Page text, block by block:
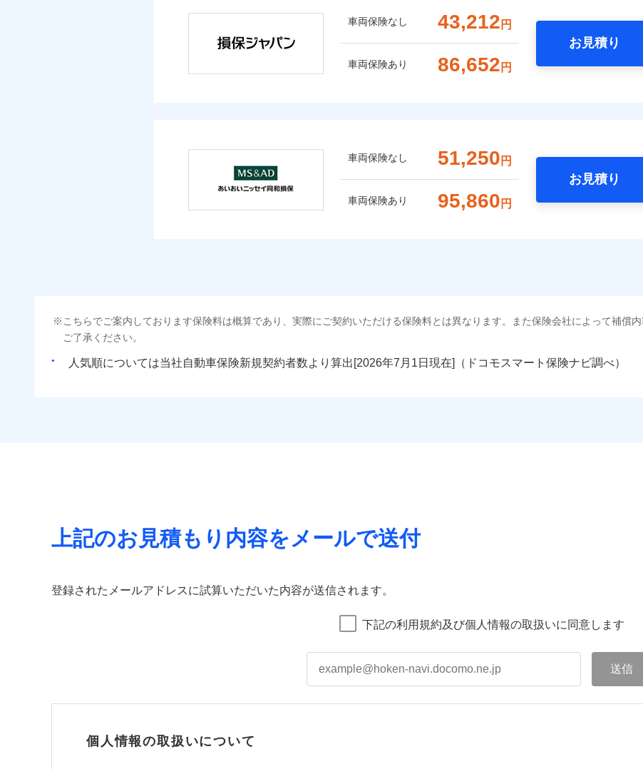
車両保険なし 43,212 円
車両保険あり 86,652 円
お見積り
車両保険なし 51,250 円
車両保険あり 95,860 円
お見積り
こちらでご案内しております保険料は概算であり、実際にご契約いただける保険料とは異なります。また保険会社によって補償
ご了承ください。
人気順については当社 新規契約者数より算出[ 年 月 日現在]（ドコモスマート保険ナビ調べ）
上記のお見積もり内容をメールで送付
登録されたメールアドレスに試算いただいた内容が送信されます。
下記の利用規約及び個人情報の取扱いに同意します
個人情報の取扱いについて